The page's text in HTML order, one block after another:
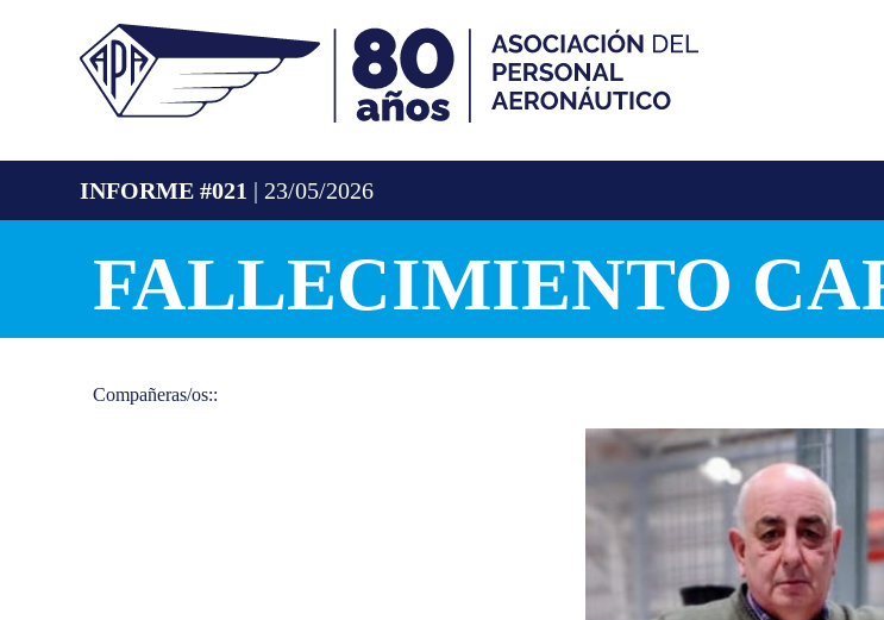
INFORME #021 | 23/05/2026
FALLECIMIENTO
Compañeras/os::